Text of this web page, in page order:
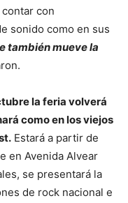
con
sonido como en sus
también mueve la
la feria volverá
como en los viejos
Estará a partir de
en Avenida Alvear
se presentará la
de rock nacional e